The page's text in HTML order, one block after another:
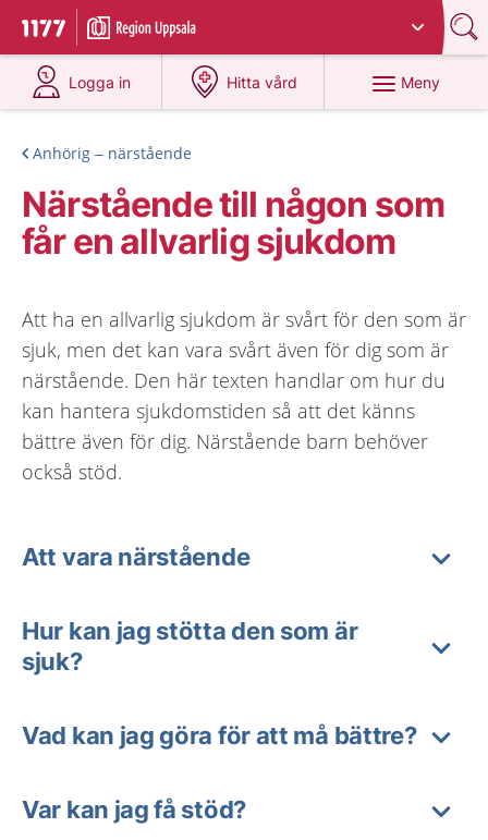
Till startsidan för 1177
Du har valt region
Logga in
på 1177.se
Hitta vård
på 1177.se
Meny
Anhörig – närstående
Närstående till någon som
får en allvarlig sjukdom
Att ha en allvarlig sjukdom är svårt för den som är
sjuk, men det kan vara svårt även för dig som är
närstående. Den här texten handlar om hur du
kan hantera sjukdomstiden så att det känns
bättre även för dig. Närstående barn behöver
också stöd.
Att vara närstående
Hur kan jag stötta den som är
sjuk?
Vad kan jag göra för att må bättre?
Var kan jag få stöd?